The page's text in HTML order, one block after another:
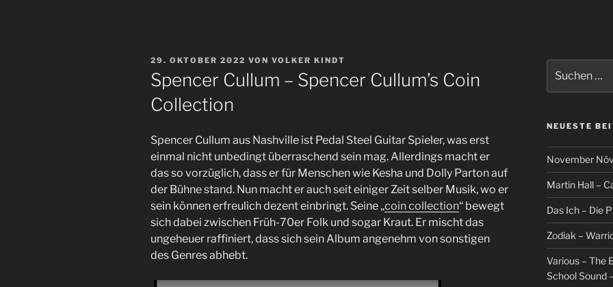
VERÖFFENTLICHT
AM
29. OKTOBER 2022 VON VOLKER KINDT
Spencer Cullum – Spencer Cullum’s Coin
Collection
Spencer Cullum aus Nashville ist Pedal Steel Guitar Spieler, was erst
einmal nicht unbedingt überraschend sein mag. Allerdings macht er
das so vorzüglich, dass er für Menschen wie Kesha und Dolly Parton auf
der Bühne stand. Nun macht er auch seit einiger Zeit selber Musik, wo er
sein können erfreulich dezent einbringt. Seine „coin collection“ bewegt
sich dabei zwischen Früh-70er Folk und sogar Kraut. Er mischt das
ungeheuer raffiniert, dass sich sein Album angenehm von sonstigen
des Genres abhebt.
nach:
NEUESTE
November
Martin Hall –
Das Ich – Die
Zodiak –
Various – The
School Sound